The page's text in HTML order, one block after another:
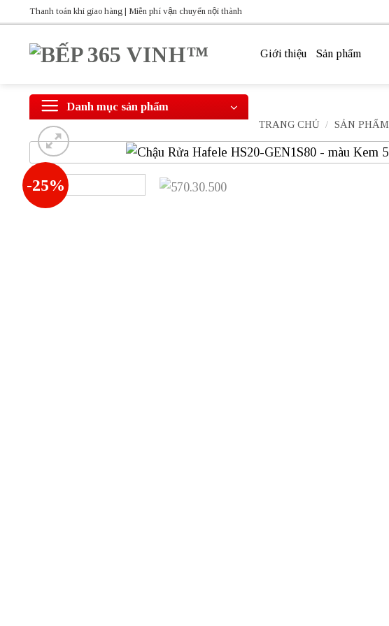
Thanh toán khi giao hàng | Miễn phí vận chuyển nội thành
Giới thiệu Sản phẩm
Danh mục sản phẩm
TRANG CHỦ / SẢN PHẨM
-25%